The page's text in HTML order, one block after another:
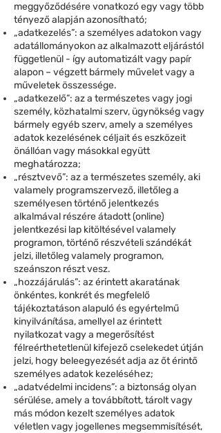
meggyőződésére vonatkozó egy vagy több
tényező alapján azonosítható;
„adatkezelés”: a személyes adatokon vagy
adatállományokon az alkalmazott eljárástól
függetlenül - így automatizált vagy papír
alapon – végzett bármely művelet vagy a
műveletek összessége.
„adatkezelő”: az a természetes vagy jogi
személy, közhatalmi szerv, ügynökség vagy
bármely egyéb szerv, amely a személyes
adatok kezelésének céljait és eszközeit
önállóan vagy másokkal együtt
meghatározza;
„résztvevő”: az a természetes személy, aki
valamely programszervező, illetőleg a
személyesen történő jelentkezés
alkalmával részére átadott (online)
jelentkezési lap kitöltésével valamely
programon, történő részvételi szándékát
jelzi, illetőleg valamely programon,
szeánszon részt vesz.
„hozzájárulás”: az érintett akaratának
önkéntes, konkrét és megfelelő
tájékoztatáson alapuló és egyértelmű
kinyilvánítása, amellyel az érintett
nyilatkozat vagy a megerősítést
félreérthetetlenül kifejező cselekedet útján
jelzi, hogy beleegyezését adja az őt érintő
személyes adatok kezeléséhez;
„adatvédelmi incidens”: a biztonság olyan
sérülése, amely a továbbított, tárolt vagy
más módon kezelt személyes adatok
véletlen vagy jogellenes megsemmisítését,